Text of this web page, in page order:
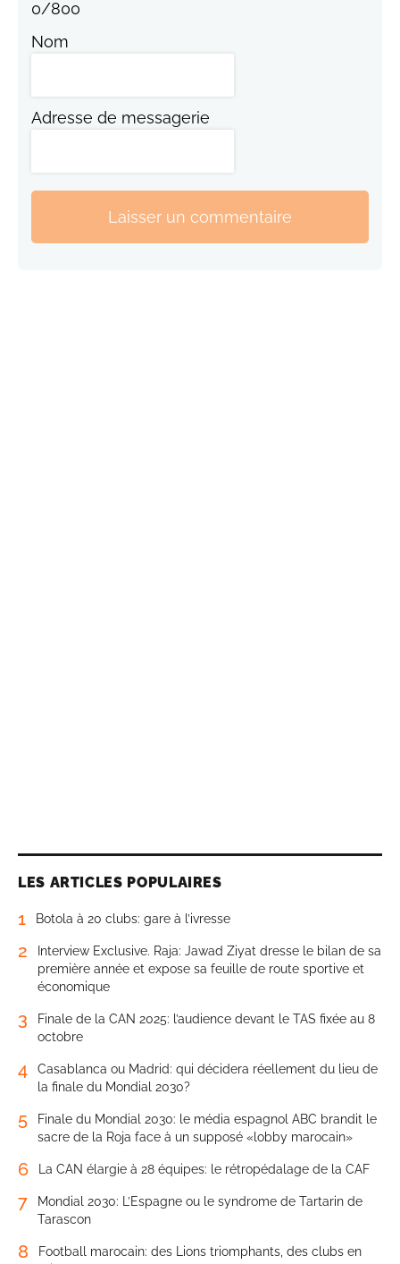
0/800
Nom
Adresse de messagerie
Laisser un commentaire
LES ARTICLES POPULAIRES
1 Botola à 20 clubs: gare à l’ivresse
2
Interview Exclusive. Raja: Jawad Ziyat dresse le bilan de sa
première année et expose sa feuille de route sportive et
économique
3
Finale de la CAN 2025: l’audience devant le TAS fixée au 8
octobre
4
Casablanca ou Madrid: qui décidera réellement du lieu de
la finale du Mondial 2030?
5
Finale du Mondial 2030: le média espagnol ABC brandit le
sacre de la Roja face à un supposé «lobby marocain»
6 La CAN élargie à 28 équipes: le rétropédalage de la CAF
7
Mondial 2030: L’Espagne ou le syndrome de Tartarin de
Tarascon
8
Football marocain: des Lions triomphants, des clubs en